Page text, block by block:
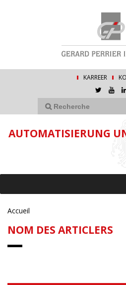
KARREER
AUTOMATISIERUNG
Accueil
NOM DES ARTICLERS